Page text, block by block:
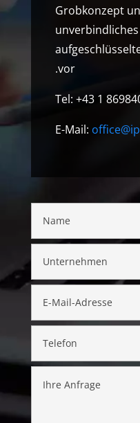
Grobkonzept
vor.
Tel: +43 1
E-Mail: